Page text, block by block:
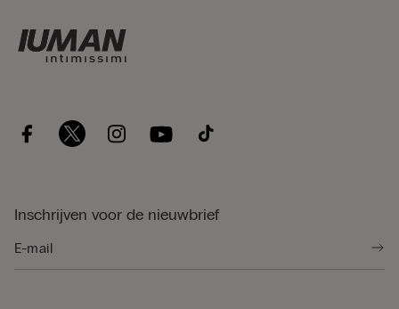
Inschrijven voor de nieuwbrief